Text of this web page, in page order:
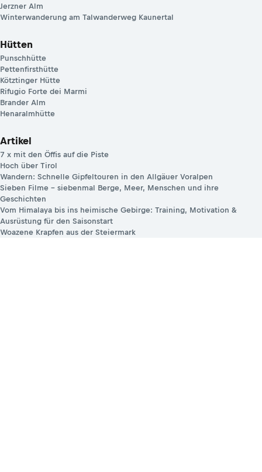
Jerzner Alm
Winterwanderung am Talwanderweg Kaunertal
Hütten
Punschhütte
Pettenfirsthütte
Kötztinger Hütte
Rifugio Forte dei Marmi
Brander Alm
Henaralmhütte
Artikel
7 x mit den Öffis auf die Piste
Hoch über Tirol
Wandern: Schnelle Gipfeltouren in den Allgäuer Voralpen
Sieben Filme – siebenmal Berge, Meer, Menschen und ihre
Geschichten
Vom Himalaya bis ins heimische Gebirge: Training, Motivation &
Ausrüstung für den Saisonstart
Woazene Krapfen aus der Steiermark